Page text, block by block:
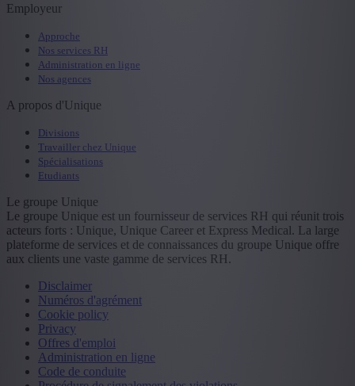
Employeur
Approche
Nos services RH
Administration en ligne
Nos agences
A propos d'Unique
Divisions
Travailler chez Unique
Spécialisations
Etudiants
Le groupe Unique
Le groupe Unique est un fournisseur de services RH qui réunit trois
acteurs forts : Unique, Unique Career et Express Medical. La large
plateforme de services et de connaissances du groupe Unique offre
aux clients une vaste gamme de services RH.
Disclaimer
Numéros d'agrément
Cookie policy
Privacy
Offres d'emploi
Administration en ligne
Code de conduite